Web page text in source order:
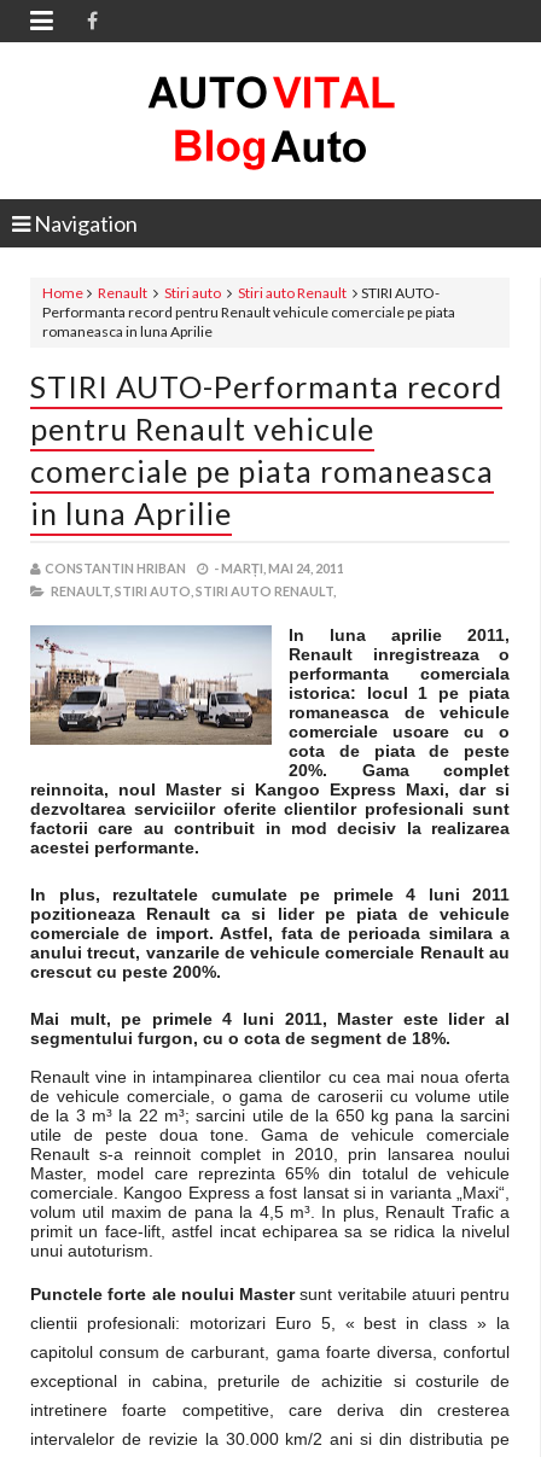

Navigation
Home Renault Stiri auto Stiri auto Renault
STIRI AUTO-
Performanta record pentru Renault vehicule comerciale pe piata
romaneasca in luna Aprilie
STIRI AUTO-Performanta record
pentru Renault vehicule
comerciale pe piata romaneasca
in luna Aprilie
CONSTANTIN HRIBAN -MARȚI, MAI 24, 2011
RENAULT, STIRI AUTO, STIRI AUTO RENAULT,
In luna aprilie 2011,
Renault inregistreaza o
performanta comerciala
istorica: locul 1 pe piata
romaneasca de vehicule
comerciale usoare cu o
cota de piata de peste
20%. Gama complet
reinnoita, noul Master si Kangoo Express Maxi, dar si
dezvoltarea serviciilor oferite clientilor profesionali sunt
factorii care au contribuit in mod decisiv la realizarea
acestei performante.
In plus, rezultatele cumulate pe primele 4 luni 2011
pozitioneaza Renault ca si lider pe piata de vehicule
comerciale de import. Astfel, fata de perioada similara a
anului trecut, vanzarile de vehicule comerciale Renault au
crescut cu peste 200%.
Mai mult, pe primele 4 luni 2011, Master este lider al
segmentului furgon, cu o cota de segment de 18%.
Renault vine in intampinarea clientilor cu cea mai noua oferta
de vehicule comerciale, o gama de caroserii cu volume utile
de la 3 m³ la 22 m³; sarcini utile de la 650 kg pana la sarcini
utile de peste doua tone. Gama de vehicule comerciale
Renault s-a reinnoit complet in 2010, prin lansarea noului
Master, model care reprezinta 65% din totalul de vehicule
comerciale. Kangoo Express a fost lansat si in varianta „Maxi“,
volum util maxim de pana la 4,5 m³. In plus, Renault Trafic a
primit un face-lift, astfel incat echiparea sa se ridica la nivelul
unui autoturism.
Punctele forte ale noului Mastersunt veritabile atuuri pentru
clientii profesionali: motorizari Euro 5, « best in class » la
capitolul consum de carburant, gama foarte diversa, confortul
exceptional in cabina, preturile de achizitie si costurile de
intretinere foarte competitive, care deriva din cresterea
intervalelor de revizie la 30.000 km/2 ani si din distributia pe